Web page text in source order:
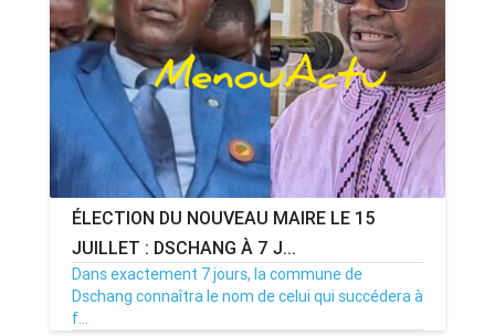
ÉLECTION DU NOUVEAU MAIRE LE 15
JUILLET : DSCHANG À 7 J...
Dans exactement 7 jours, la commune de
Dschang connaîtra le nom de celui qui succédera à
f...